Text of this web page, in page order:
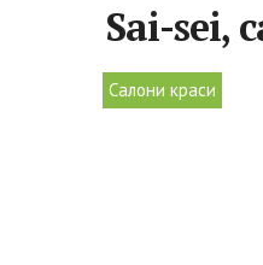
Sаі-sei,
Салони краси